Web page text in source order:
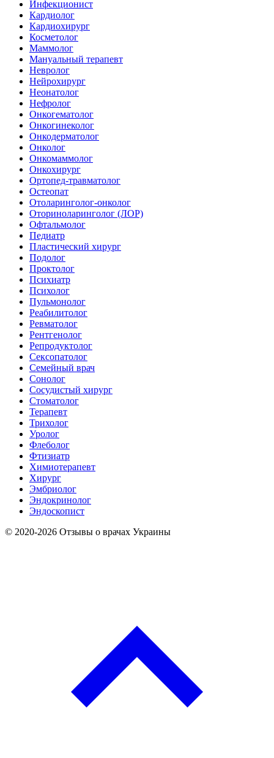
Инфекционист
Кардиолог
Кардиохирург
Косметолог
Маммолог
Мануальный терапевт
Невролог
Нейрохирург
Неонатолог
Нефролог
Онкогематолог
Онкогинеколог
Онкодерматолог
Онколог
Онкомаммолог
Онкохирург
Ортопед-травматолог
Остеопат
Отоларинголог-онколог
Оториноларинголог (ЛОР)
Офтальмолог
Педиатр
Пластический хирург
Подолог
Проктолог
Психиатр
Психолог
Пульмонолог
Реабилитолог
Ревматолог
Рентгенолог
Репродуктолог
Сексопатолог
Семейный врач
Сонолог
Сосудистый хирург
Стоматолог
Терапевт
Трихолог
Уролог
Флеболог
Фтизиатр
Химиотерапевт
Хирург
Эмбриолог
Эндокринолог
Эндоскопист
© 2020-2026 Отзывы о врачах Украины